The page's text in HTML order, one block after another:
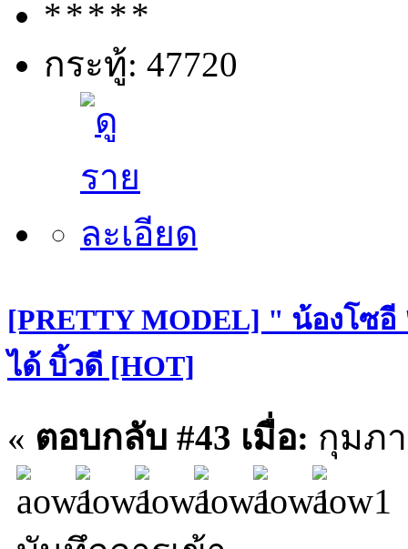
กระทู้: 47720
[PRETTY MODEL] " น้องโซ
ได้ บิ้วดี [HOT]
« ตอบกลับ #43 เมื่อ: กุมภา